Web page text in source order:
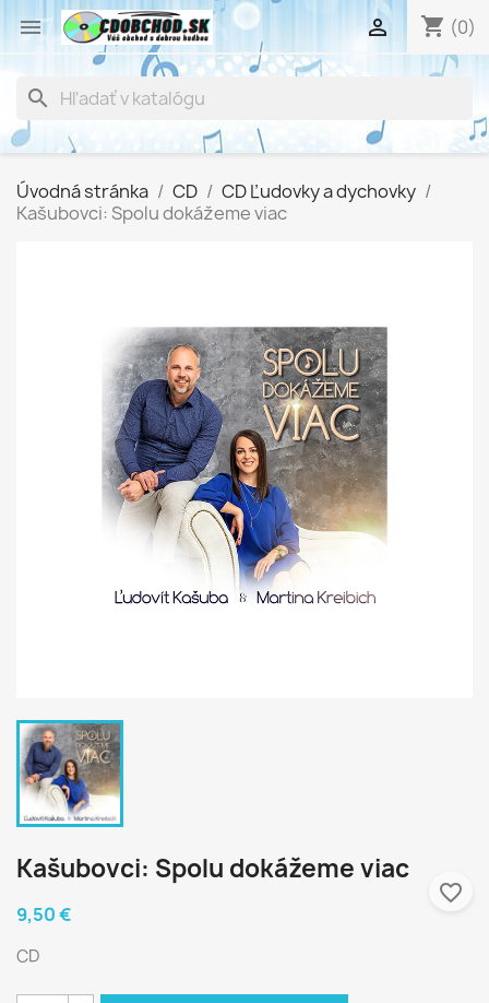
 shopping_cart (0)

search
Úvodná stránka CD
CD Ľudovky a dychovky
Kašubovci: Spolu dokážeme viac
Kašubovci: Spolu dokážeme viac
9,50 €
CD
favorite_border